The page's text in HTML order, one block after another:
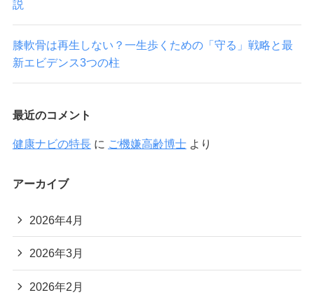
説
膝軟骨は再生しない？一生歩くための「守る」戦略と最
新エビデンス3つの柱
最近のコメント
健康ナビの特長に ご機嫌高齢博士より
アーカイブ
2026年4月
2026年3月
2026年2月